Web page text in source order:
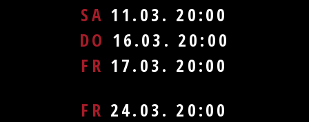
SA 11.03. 20:00
DO 16.03. 20:00
FR 17.03. 20:00
FR 24.03. 20:00